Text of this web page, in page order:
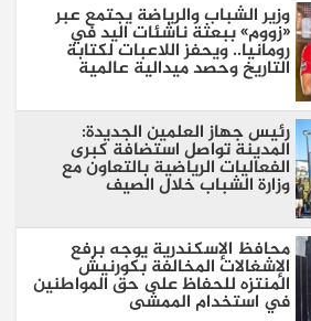
وزير الشباب والرياضة يجتمع عبر
«زووم» ببعثة ناشئات اليد في
رومانيا.. ويحفز اللاعبات لكتابة
التاريخ وحصد ميدالية عالمية
رئيس جهاز العلمين الجديدة:
المدينة تواصل استضافة كبرى
الفعاليات الرياضية بالتعاون مع
وزارة الشباب خلال الصيف
محافظ الإسكندرية يوجه برفع
الإشغالات المخالفة بكورنيش
المنتزه للحفاظ على حق المواطنين
في استخدام الممشى